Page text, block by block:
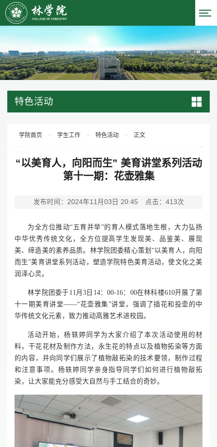
特色活动
学院首页 > 学生工作 > 特色活动 > 正文
“以美育人，向阳而生” 美育讲堂系列活动
第十一期：花壶雅集
发布时间：2024年11月03日 20:45 点击： 413次
为全方位推动“五育并举”的育人模式落地生根，大力弘扬
中华优秀传统文化，全方位提高学生发现美、品鉴美、展现
美、缔造美的素养品质。林学院团委精心策划“以美育人，向阳
而生”美育讲堂系列活动，塑造学院特色美育活动，使文化之美
润泽心灵。
林学院团委于11月3日14：00-16：00在林科楼610开展了第
十一期美育讲堂——“花壶雅集”讲堂，强调了插花和投壶的中
华传统文化元素，致力推动高雅艺术进校园。
活动开始，杨轶婷同学为大家介绍了本次活动使用的材
料，干花花材及制作方法，永生花的特点以及植物拓染等方面
的内容，并向同学们展示了植物敲拓染的技术要领，制作过程
和注意事项。杨轶婷同学亲身指导同学们如何进行植物敲拓
染，让大家能充分感受大自然与手工结合的奇妙。